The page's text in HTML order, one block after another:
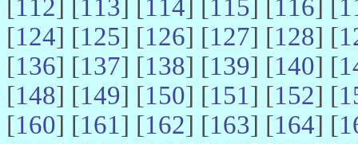
[112] [113] [114] [115] [116] [
[124] [125] [126] [127] [128] [
[136] [137] [138] [139] [140] [
[148] [149] [150] [151] [152] [
[160] [161] [162] [163] [164] [